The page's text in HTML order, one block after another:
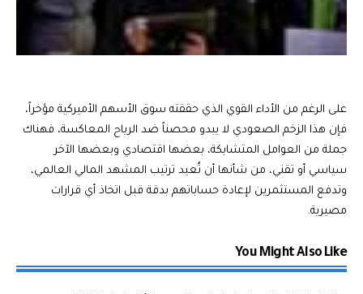
على الرغم من الأداء القوي الذي حققته سوق الأسهم الأميركية مؤخراً،
فإن هذا الزخم الصعودي لا يبدو محصناً ضد الرياح المعاكسة، فهناك
جملة من العوامل المتشابكة، بعضها اقتصادي وبعضها الآخر
سياسي أو تقني، من شأنها أن تُعيد ترتيب المشهد المالي العالمي،
وتدفع المستثمرين لإعادة حساباتهم بدقة قبل اتخاذ أي قرارات
مصيرية.
You Might Also Like